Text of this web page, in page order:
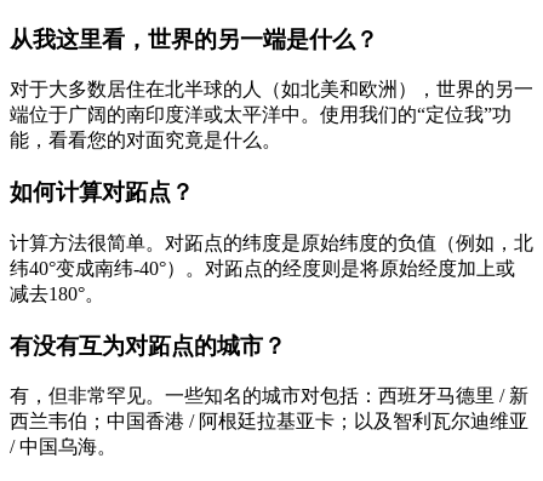
从我这里看，世界的另一端是什么？
对于大多数居住在北半球的人（如北美和欧洲），世界的另一
端位于广阔的南印度洋或太平洋中。使用我们的“定位我”功
能，看看您的对面究竟是什么。
如何计算对跖点？
计算方法很简单。对跖点的纬度是原始纬度的负值（例如，北
纬40°变成南纬-40°）。对跖点的经度则是将原始经度加上或
减去180°。
有没有互为对跖点的城市？
有，但非常罕见。一些知名的城市对包括：西班牙马德里 / 新
西兰韦伯；中国香港 / 阿根廷拉基亚卡；以及智利瓦尔迪维亚
/ 中国乌海。